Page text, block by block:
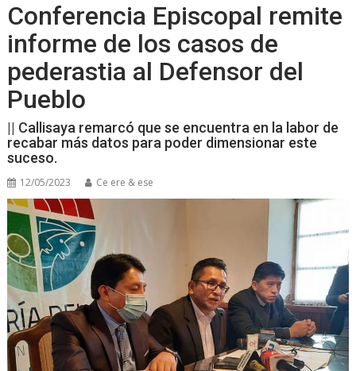
Conferencia Episcopal remite
informe de los casos de
pederastia al Defensor del
Pueblo
|| Callisaya remarcó que se encuentra en la labor de
recabar más datos para poder dimensionar este
suceso.
12/05/2023 Ce ere & ese